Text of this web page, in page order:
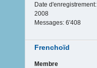
Date d'enregistrement:
2008
Messages: 6'408
Frenchoïd
Membre